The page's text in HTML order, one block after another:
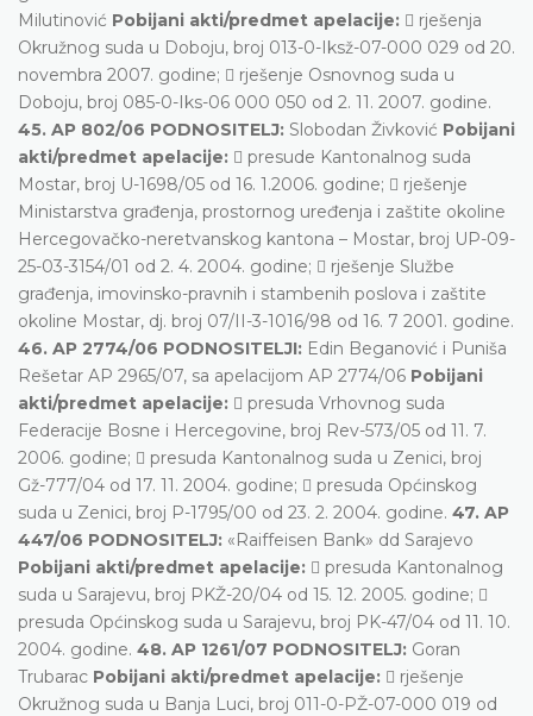
Milutinović Pobijani akti/predmet apelacije:  rješenja
Okružnog suda u Doboju, broj 013-0-Iksž-07-000 029 od 20.
novembra 2007. godine;  rješenje Osnovnog suda u
Doboju, broj 085-0-Iks-06 000 050 od 2. 11. 2007. godine.
45. AP 802/06 PODNOSITELJ: Slobodan Živković Pobijani
akti/predmet apelacije:  presude Kantonalnog suda
Mostar, broj U-1698/05 od 16. 1.2006. godine;  rješenje
Ministarstva građenja, prostornog uređenja i zaštite okoline
Hercegovačko-neretvanskog kantona – Mostar, broj UP-09-
25-03-3154/01 od 2. 4. 2004. godine;  rješenje Službe
građenja, imovinsko-pravnih i stambenih poslova i zaštite
okoline Mostar, dj. broj 07/II-3-1016/98 od 16. 7 2001. godine.
46. AP 2774/06 PODNOSITELJI: Edin Beganović i Puniša
Rešetar AP 2965/07, sa apelacijom AP 2774/06 Pobijani
akti/predmet apelacije:  presuda Vrhovnog suda
Federacije Bosne i Hercegovine, broj Rev-573/05 od 11. 7.
2006. godine;  presuda Kantonalnog suda u Zenici, broj
Gž-777/04 od 17. 11. 2004. godine;  presuda Općinskog
suda u Zenici, broj P-1795/00 od 23. 2. 2004. godine. 47. AP
447/06 PODNOSITELJ: «Raiffeisen Bank» dd Sarajevo
Pobijani akti/predmet apelacije:  presuda Kantonalnog
suda u Sarajevu, broj PKŽ-20/04 od 15. 12. 2005. godine; 
presuda Općinskog suda u Sarajevu, broj PK-47/04 od 11. 10.
2004. godine. 48. AP 1261/07 PODNOSITELJ: Goran
Trubarac Pobijani akti/predmet apelacije:  rješenje
Okružnog suda u Banja Luci, broj 011-0-PŽ-07-000 019 od